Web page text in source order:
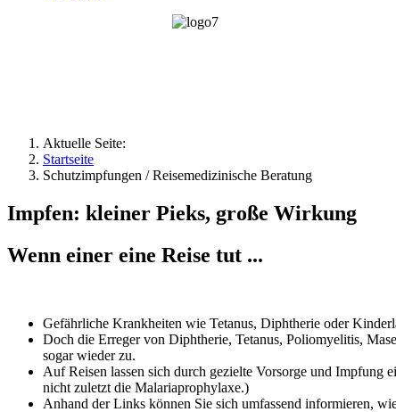
Aktuelle Seite:
Startseite
Schutzimpfungen / Reisemedizinische Beratung
Impfen: kleiner Pieks, große Wirkung
Wenn einer eine Reise tut ...
Gefährliche Krankheiten wie Tetanus, Diphtherie oder
Doch die Erreger von Diphtherie, Tetanus, Poliomyelitis,
sogar wieder zu.
Auf Reisen lassen sich durch gezielte Vorsorge und
nicht zuletzt die Malariaprophylaxe.)
Anhand der Links können Sie sich umfassend informieren,